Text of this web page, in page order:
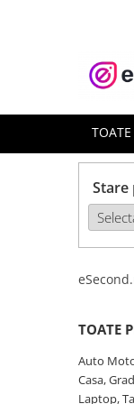
TOATE PRODUSELE
Accesorii Auto
Echipamente
Electronice Auto
Reparatii si
Casa, Gradina &
Accesorii usi
Bucatarie & Servire
TOATE
Stare
TOATE
Auto
Casa,
Laptop,